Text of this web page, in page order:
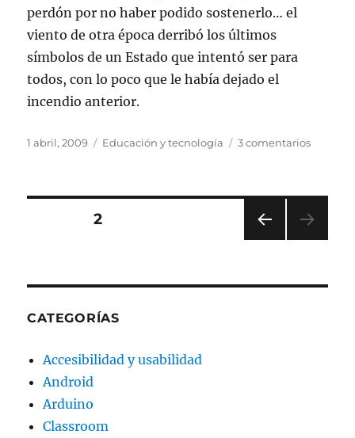
perdón por no haber podido sostenerlo… el
viento de otra época derribó los últimos
símbolos de un Estado que intentó ser para
todos, con lo poco que le había dejado el
incendio anterior.
Publicado
1 abril, 2009 Categorías
Educación y tecnología 3 comentariosen
Paginación
entradas
ERIO
PÁGINA2
CATEGORÍAS
Accesibilidad y usabilidad
Android
Arduino
Classroom